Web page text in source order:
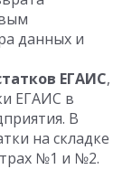
данных и
ЕГАИС,
ЕГАИС в
В
на складке
№1 и №2.